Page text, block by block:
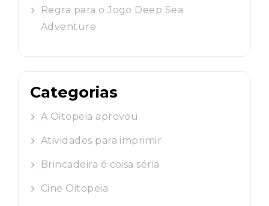
Regra para o Jogo Deep Sea
Adventure
Categorias
A Oitopeia aprovou
Atividades para imprimir
Brincadeira é coisa séria
Cine Oitopeia